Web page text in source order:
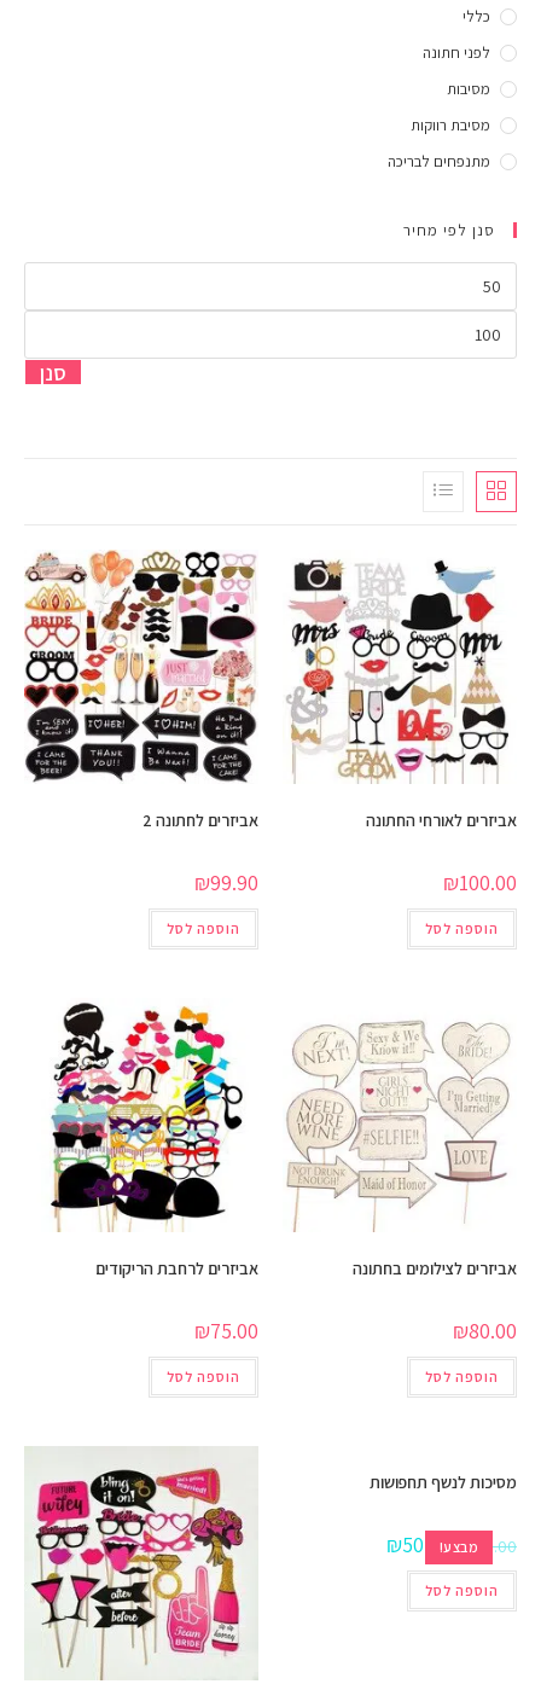
כללי
לפני חתונה
מסיבות
מסיבת רווקות
מתנפחים לבריכה
סנן לפי מחיר
סנן
אביזרים לאורחי החתונה
₪100.00
הוספה לסל
אביזרים לחתונה 2
₪99.90
הוספה לסל
אביזרים לצילומים בחתונה
₪80.00
הוספה לסל
אביזרים לרחבת הריקודים
₪75.00
הוספה לסל
מבצע!
מסיכות לנשף תחפושות
₪100.00
₪50.00
הוספה לסל